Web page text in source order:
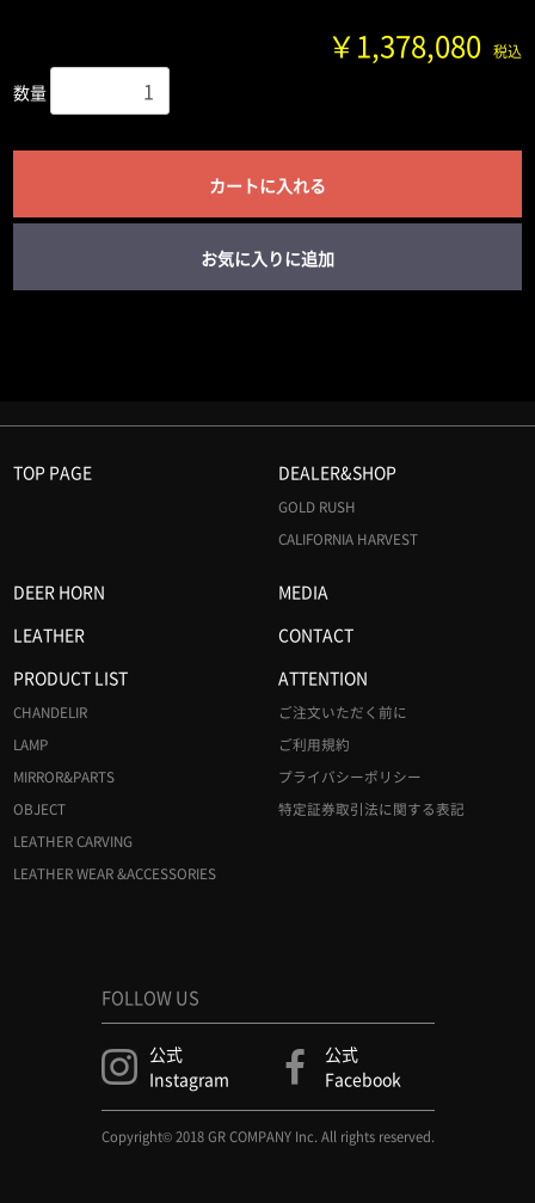
￥1,378,080 税込
数量
カートに入れる
お気に入りに追加
TOP PAGE DEALER&SHOP
GOLD RUSH
CALIFORNIA HARVEST
DEER HORN
MEDIA
LEATHER
CONTACT
PRODUCT LIST
CHANDELIR
LAMP
MIRROR&PARTS
OBJECT
LEATHER CARVING
LEATHER WEAR &ACCESSORIES
ATTENTION
ご注文いただく前に
ご利用規約
プライバシーポリシー
特定証券取引法に関する表記
FOLLOW US
公式
Instagram
公式
Facebook
Copyright© 2018 GR COMPANY Inc. All rights reserved.